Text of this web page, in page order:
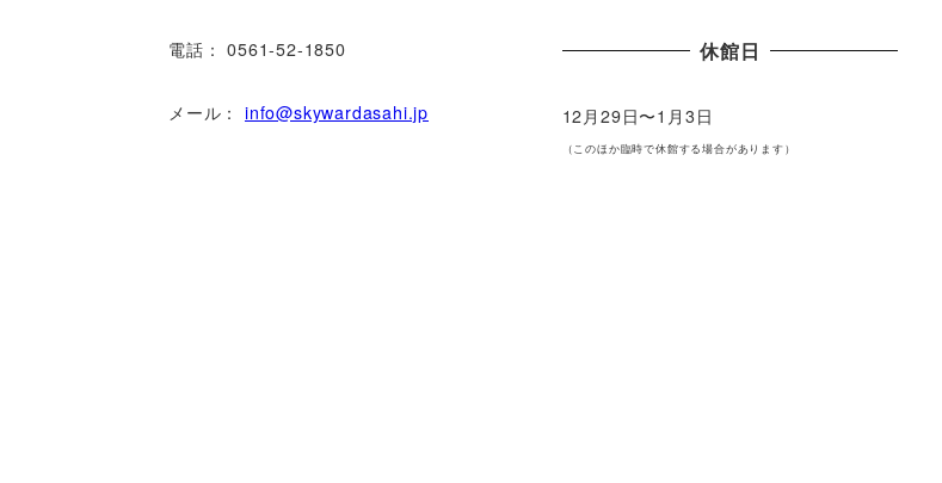
電話： 0561-52-1850
メール： info@skywardasahi.jp
休館⽇
12⽉29⽇〜1⽉3⽇
（このほか臨時で休館する場合があります）